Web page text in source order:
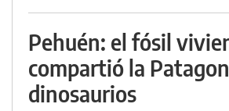
Pehuén: el fósil
compartió la
dinosaurios